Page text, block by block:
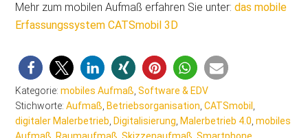
Mehr zum mobilen Aufmaß erfahren Sie unter:das mobile
Erfassungssystem CATSmobil 3D
Kategorie:mobiles Aufmaß ,Software & EDV
Stichworte:Aufmaß Betriebsorganisation ,CATSmobil
digitaler Malerbetrieb Digitalisierung Malerbetrieb 4.0 ,mobiles